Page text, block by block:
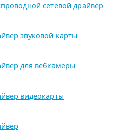
сетевой драйвер
звуковой карты
для вебкамеры
видеокарты